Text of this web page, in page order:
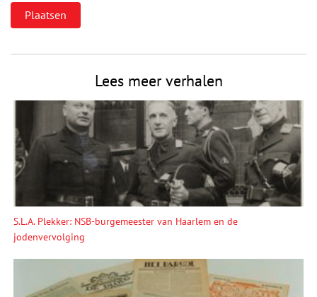
Lees meer verhalen
S.L.A. Plekker: NSB-burgemeester van Haarlem en de
jodenvervolging